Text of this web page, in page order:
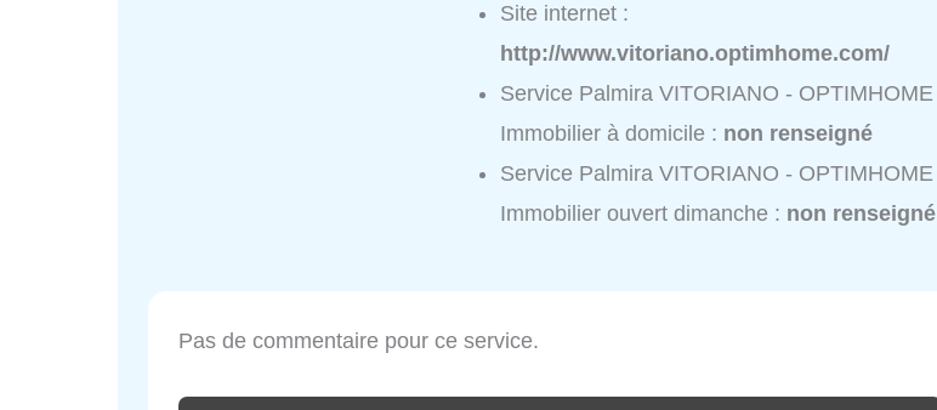
Site internet :
http://www.vitoriano.optimhome.com/
Service Palmira VITORIANO - OPTIMHOME
Immobilier à domicile : non renseigné
Service Palmira VITORIANO - OPTIMHOME
Immobilier ouvert dimanche : non renseigné
Pas de commentaire pour ce service.